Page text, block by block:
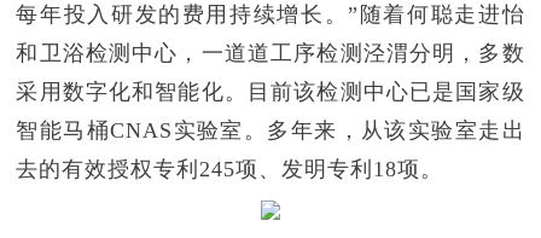
每年投入研发的费用持续增长。”随着何聪走进怡
和卫浴检测中心，一道道工序检测泾渭分明，多数
采用数字化和智能化。目前该检测中心已是国家级
智能马桶CNAS实验室。多年来，从该实验室走出
去的有效授权专利245项、发明专利18项。